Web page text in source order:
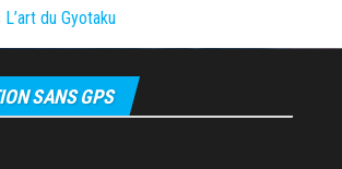
L’art du Gyotaku
SANS GPS